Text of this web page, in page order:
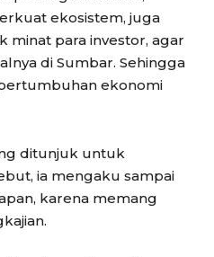
ekosistem, juga
para investor, agar
di Sumbar. Sehingga
ekonomi
ditunjuk untuk
ia mengaku sampai
karena memang